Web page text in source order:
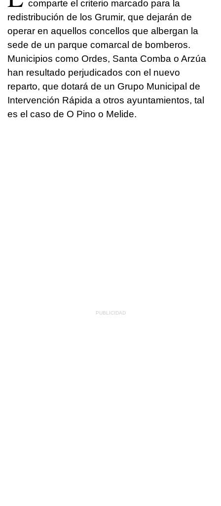
comparte el criterio marcado para la
redistribución de los Grumir, que dejarán de
operar en aquellos concellos que albergan la
sede de un parque comarcal de bomberos.
Municipios como Ordes, Santa Comba o Arzúa
han resultado perjudicados con el nuevo
reparto, que dotará de un Grupo Municipal de
Intervención Rápida a otros ayuntamientos, tal
es el caso de O Pino o Melide.